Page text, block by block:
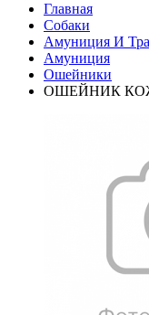
Главная
Собаки
Амуниция И
Амуниция
Ошейники
ОШЕЙНИК